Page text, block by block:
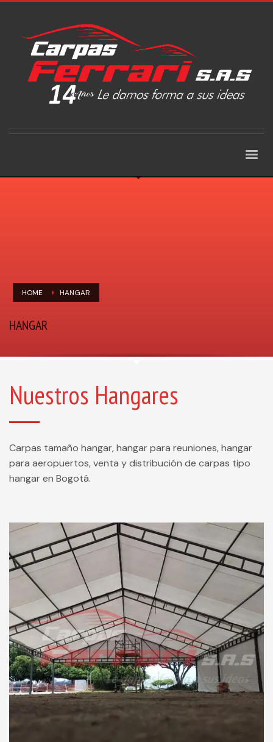
HOME HANGAR
HANGAR
Nuestros Hangares
Carpas tamaño hangar, hangar para reuniones, hangar
para aeropuertos, venta y distribución de carpas tipo
hangar en Bogotá.